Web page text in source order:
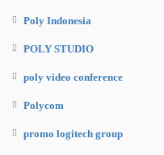
Poly Indonesia
POLY STUDIO
poly video conference
Polycom
promo logitech group